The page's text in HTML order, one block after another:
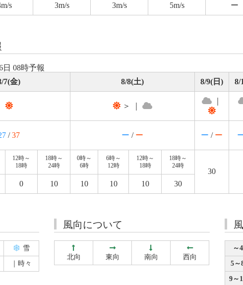
s 3m/s 3m/s 5m/s ー
日 08時予報
7(金) 8/8(土) 8/9(日) 8/
＞ ｜
/37 ー / ー ー / ー
12時～
18時
18時～
24時
0時～
6時
6時～
12時
12時～
18時
18時～
24時
30
0 10 10 10 10 30
雪
｜時々
風向について
北向 東向 南向 西向
～
5～
9～